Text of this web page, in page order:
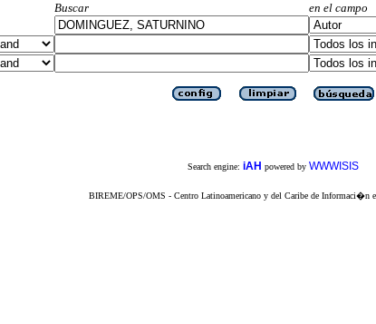
Buscar
en el campo
Search engine: iAH powered by WWWISIS
BIREME/OPS/OMS - Centro Latinoamericano y del Caribe de Informaci�n